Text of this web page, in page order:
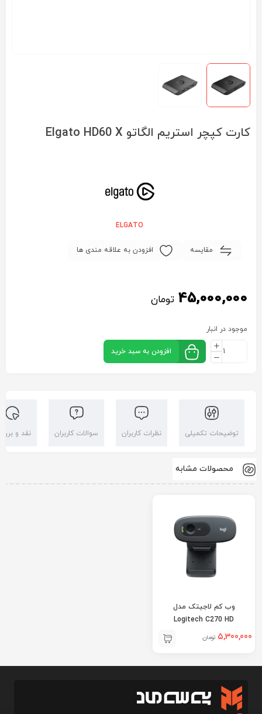
کارت کپچر استریم الگاتو Elgato HD60 X
ELGATO
مقایسه افزودن به علاقه مندی ها
45,000,000 تومان
موجود در انبار
افزودن به سبد خرید
توضیحات تکمیلی نظرات کاربران سوالات کاربران نقد و
محصولات مشابه
وب کم لاجیتک مدل
Logitech C270 HD
5,300,000 تومان